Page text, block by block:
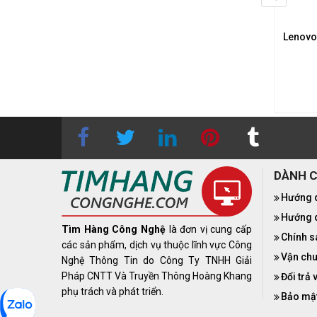
Tìm Hàng Công Nghệ là đơn vị cung cấp
các sản phẩm, dịch vụ thuộc lĩnh vực Công
Nghệ Thông Tin do Công Ty TNHH Giải
Pháp CNTT Và Truyền Thông Hoàng Khang
phụ trách và phát triển.
DÀNH
Hướng
Hướng
Chính
Vận
Đổi trả
Bảo